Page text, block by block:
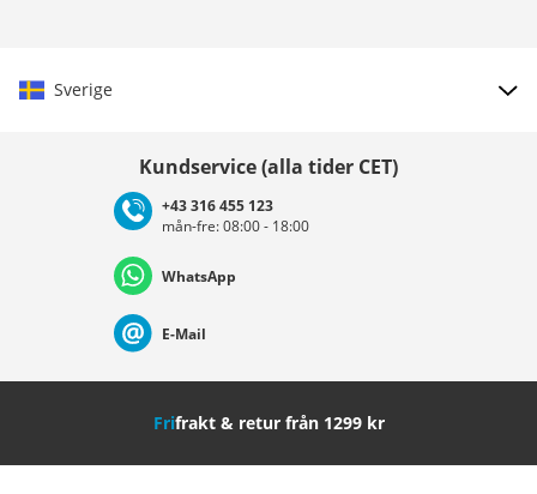
Sverige
Deutschland Österreich
Nederland Italia (Italiano) Italien (Deutsch)
Kundservice (alla tider CET)
+43 316 455 123
mån-fre: 08:00 - 18:00
WhatsApp
E-Mail
Frifrakt & retur från 1299 kr